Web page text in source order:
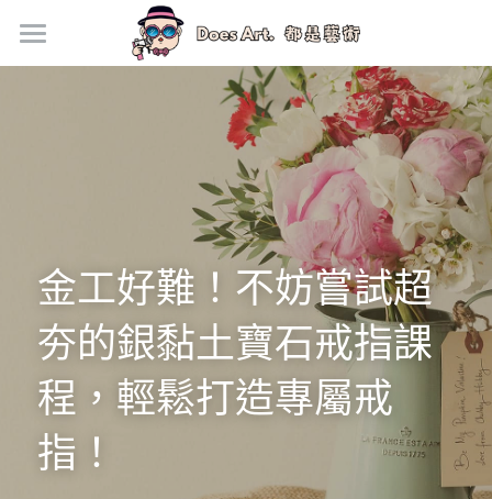
首頁
企業活動方案
手作地毯專欄
銀黏土寶石戒指
馬上預約
金工好難！不妨嘗試超
夯的銀黏土寶石戒指課
程，輕鬆打造專屬戒
指！